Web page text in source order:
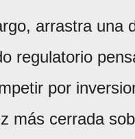
arrastra una
regulatorio
por
más cerrada